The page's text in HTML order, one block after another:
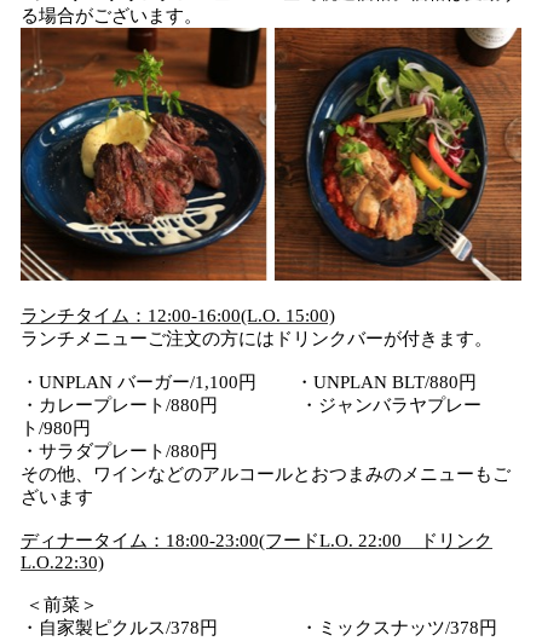
る場合がございます。
ランチタイム：12:00-16:00(L.O. 15:00)
ランチメニューご注文の方にはドリンクバーが付きます。
・UNPLAN バーガー/1,100円 ・UNPLAN BLT/880円
・カレープレート/880円 ・ジャンバラヤプレー
ト/980円
・サラダプレート/880円
その他、ワインなどのアルコールとおつまみのメニューもご
ざいます
ディナータイム：18:00-23:00(フードL.O. 22:00 ドリンク
L.O.22:30)
＜前菜＞
・自家製ピクルス/378円 ・ミックスナッツ/378円